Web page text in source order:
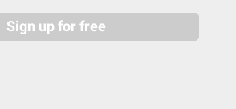
Sign up for free